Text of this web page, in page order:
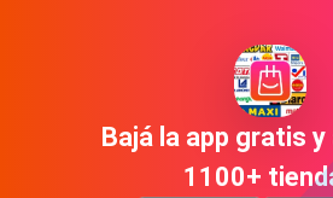
Bajá la app gratis
1100+